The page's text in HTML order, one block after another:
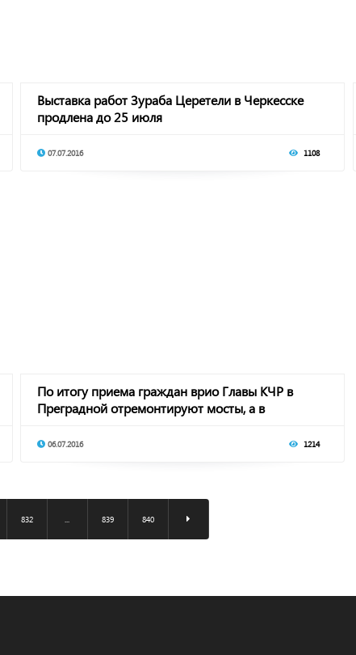
Выставка работ Зураба Церетели в Черкесске
продлена до 25 июля
07.07.2016 1108
По итогу приема граждан врио Главы КЧР в
Преградной отремонтируют мосты, а в
06.07.2016 1214
832 839 840